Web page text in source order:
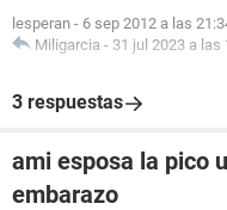
lesperan - 6 sep 2012 a las
Miligarcia - 31 jul 2023 a las
3 respuestas
ami esposa la pico
embarazo